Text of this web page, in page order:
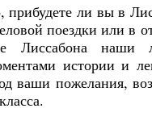
прибудете ли вы в
поездки или в
наши
истории и
ваши пожелания,